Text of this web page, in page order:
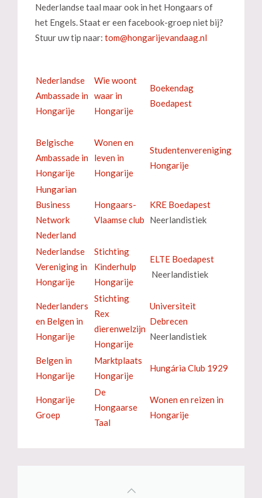
Nederlandse taal maar ook in het Hongaars of
het Engels. Staat er een facebook-groep niet bij?
Stuur uw tip naar:
Nederlandse
Ambassade in
Hongarije
Wie woont
waar in
Hongarije
Boekendag
Boedapest
Belgische
Ambassade in
Hongarije
Wonen en
leven in
Hongarije
Studentenvereniging
Hongarije
Hungarian
Business
Network
Nederland
Hongaars-
Vlaamse club
KRE Boedapest
Neerlandistiek
Nederlandse
Vereniging in
Hongarije
Stichting
Kinderhulp
Hongarije
ELTE Boedapest
Neerlandistiek
Nederlanders
en Belgen in
Hongarije
Stichting
Rex
dierenwelzijn
Hongarije
Universiteit
Debrecen
Neerlandistiek
Belgen in
Hongarije
Marktplaats
Hongarije
Hungária Club 1929
Hongarije
Groep
De
Hongaarse
Taal
Wonen en reizen in
Hongarije